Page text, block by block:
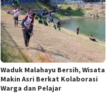
Waduk Malahayu Bersih, Wisata
Makin Asri Berkat Kolaborasi
Warga dan Pelajar